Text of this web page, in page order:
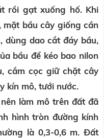
rồi gạt xuống hố. Khi
bầu cây giống cần
dùng dao cắt đáy bầu,
bầu để kéo bao nilon
cắm cọc giữ chặt cây
kín mô, tưới nước.
làm mô trên đất đã
hình tròn đường kính
là 0,3-0,6 m. Đất